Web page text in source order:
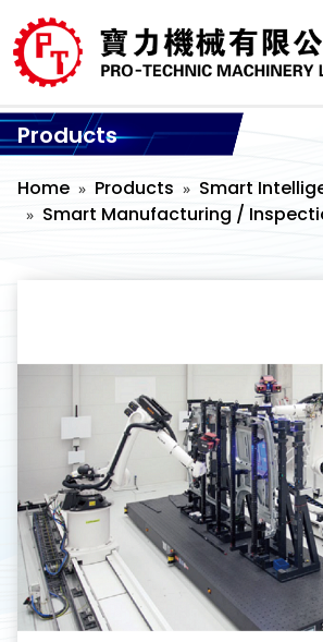
Products
Home Products
Smart
Smart Manufacturing /